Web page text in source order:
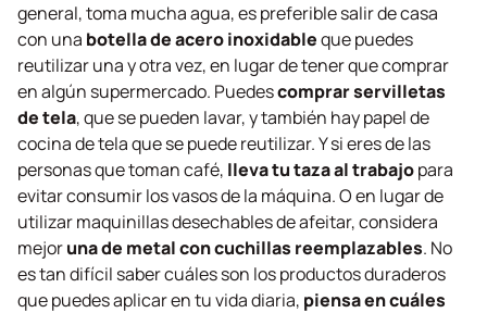
general, toma mucha agua, es preferible salir de casa
con una botella de acero inoxidableque puedes
reutilizar una y otra vez, en lugar de tener que comprar
en algún supermercado. Puedescomprar servilletas
de tela, que se pueden lavar, y también hay papel de
cocina de tela que se puede reutilizar. Y si eres de las
personas que toman café, lleva tu taza al trabajopara
evitar consumir los vasos de la máquina. O en lugar de
utilizar maquinillas desechables de afeitar, considera
mejoruna de metal con cuchillas reemplazables. No
es tan difícil saber cuáles son los productos duraderos
que puedes aplicar en tu vida diaria, piensa en cuáles